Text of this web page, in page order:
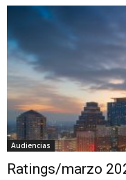
Audiencias
Ratings/marzo